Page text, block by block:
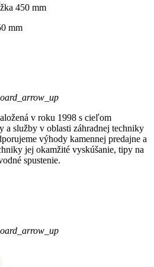
v roku 1998 s cieľom
služby v oblasti záhradnej techniky
výhody kamennej predajne a
jej okamžité vyskúšanie, tipy na
spustenie.